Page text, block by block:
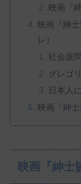
映画『
映画『紳
レ）
社会派
グレゴ
日本人
映画『紳
映画『紳士